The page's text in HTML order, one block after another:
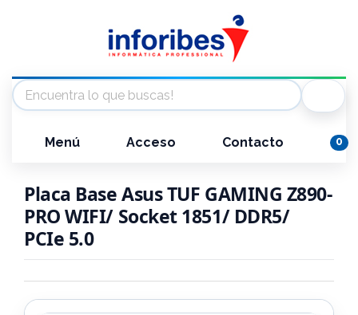
Menú Acceso Contacto 0
Placa Base Asus TUF GAMING Z890-
PRO WIFI/ Socket 1851/ DDR5/
PCIe 5.0